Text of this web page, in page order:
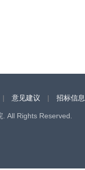
| 意见建议 | 招标信息
All Rights Reserved.